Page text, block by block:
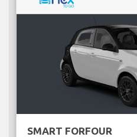
SMART FORFOUR